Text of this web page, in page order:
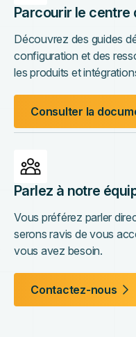
Parcourir le centre
Découvrez des guides
configuration et des
les produits et
Consulter la
Parlez à notre
Vous préférez parler
serons ravis de vous
vous avez besoin.
Contactez-nous